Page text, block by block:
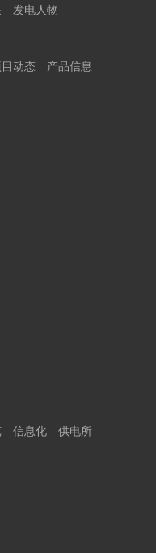
发电人物
动态 产品信息
信息化
供电所